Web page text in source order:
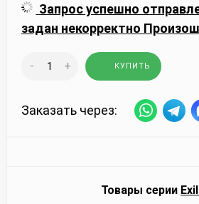
Запрос успешно
задан некорректно
- + КУПИТЬ
Заказать через:
Товары серии